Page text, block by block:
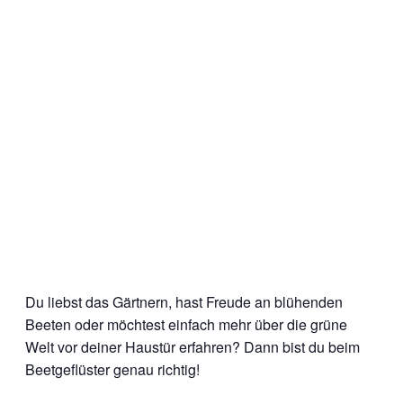
Du liebst das Gärtnern, hast Freude an blühenden
Beeten oder möchtest einfach mehr über die grüne
Welt vor deiner Haustür erfahren? Dann bist du beim
Beetgeflüster genau richtig!